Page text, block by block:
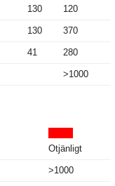
130 120
130 370
41 280
>1000
Otjänligt
>1000